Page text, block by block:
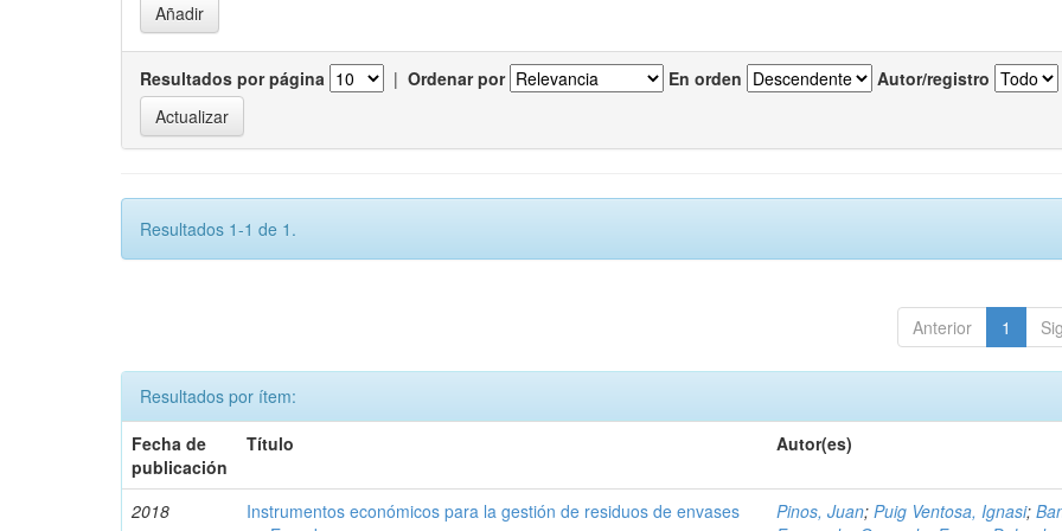
Resultados por página | Ordenar por En orden Autor/registro
Resultados 1-1 de 1.
Anterior 1
Resultados por ítem:
Fecha de
publicación
Título Autor(es)
2018
Instrumentos económicos para la gestión de residuos de envases
Pinos, Juan;Puig Ventosa, Ignasi;